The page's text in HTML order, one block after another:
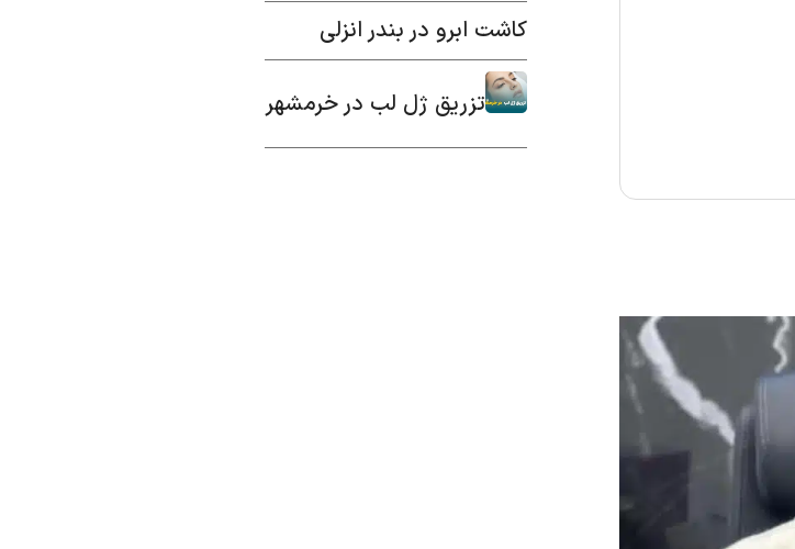
کاشت ابرو در بندر انزلی
تزریق ژل لب در خرمشهر